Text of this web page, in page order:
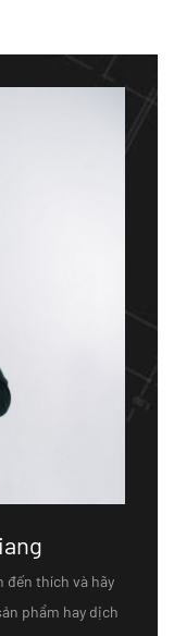
đến thích và hãy
phẩm hay dịch